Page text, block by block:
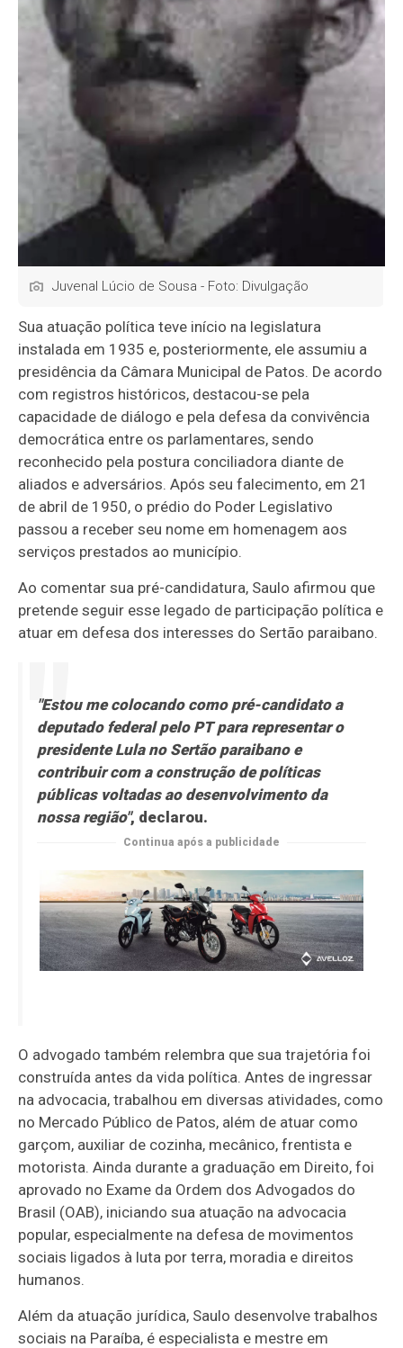
Juvenal Lúcio de Sousa - Foto: Divulgação
Sua atuação política teve início na legislatura
instalada em 1935 e, posteriormente, ele assumiu a
presidência da Câmara Municipal de Patos. De acordo
com registros históricos, destacou-se pela
capacidade de diálogo e pela defesa da convivência
democrática entre os parlamentares, sendo
reconhecido pela postura conciliadora diante de
aliados e adversários. Após seu falecimento, em 21
de abril de 1950, o prédio do Poder Legislativo
passou a receber seu nome em homenagem aos
serviços prestados ao município.
Ao comentar sua pré-candidatura, Saulo afirmou que
pretende seguir esse legado de participação política e
atuar em defesa dos interesses do Sertão paraibano.
"Estou me colocando como pré-candidato a
deputado federal pelo PT para representar o
presidente Lula no Sertão paraibano e
contribuir com a construção de políticas
públicas voltadas ao desenvolvimento da
nossa região", declarou.
Continua após a publicidade
O advogado também relembra que sua trajetória foi
construída antes da vida política. Antes de ingressar
na advocacia, trabalhou em diversas atividades, como
no Mercado Público de Patos, além de atuar como
garçom, auxiliar de cozinha, mecânico, frentista e
motorista. Ainda durante a graduação em Direito, foi
aprovado no Exame da Ordem dos Advogados do
Brasil (OAB), iniciando sua atuação na advocacia
popular, especialmente na defesa de movimentos
sociais ligados à luta por terra, moradia e direitos
humanos.
Além da atuação jurídica, Saulo desenvolve trabalhos
sociais na Paraíba, é especialista e mestre em